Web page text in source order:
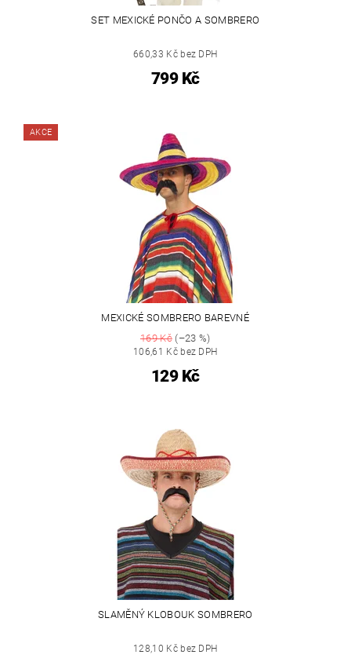
SET MEXICKÉ PONČO A SOMBRERO
660,33 Kč bez DPH
799 Kč
AKCE
MEXICKÉ SOMBRERO BAREVNÉ
169 Kč(–23 %)
106,61 Kč bez DPH
129 Kč
SLAMĚNÝ KLOBOUK SOMBRERO
128,10 Kč bez DPH